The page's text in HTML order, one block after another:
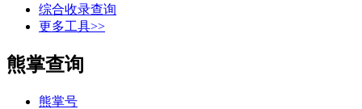
综合收录查询
更多工具>>
熊掌查询
熊掌号